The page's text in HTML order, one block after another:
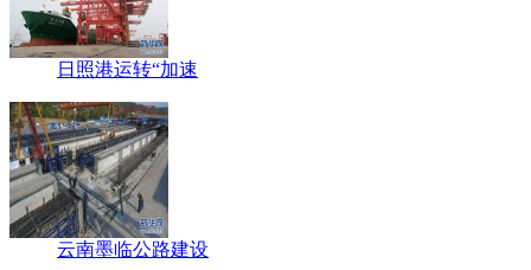
日照港运转“加速
云南墨临公路建设